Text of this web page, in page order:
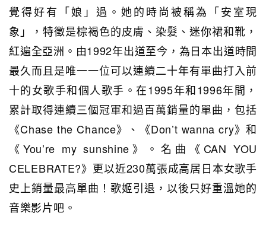
覺得好有「娘」過。她的時尚被稱為「安室現
象」，特徵是棕褐色的皮膚、染髮、迷你裙和靴，
紅遍全亞洲。由1992年出道至今，為日本出道時間
最久而且是唯一一位可以連續二十年有單曲打入前
十的女歌手和個人歌手。在1995年和1996年間，
累計取得連續三個冠軍和過百萬銷量的單曲，包括
《Chase the Chance》、《Don’t wanna cry》和
《You’re my sunshine》。名曲《CAN YOU
CELEBRATE?》更以近230萬張成高居日本女歌手
史上銷量最高單曲！歌姬引退，以後只好重溫她的
音樂影片吧。